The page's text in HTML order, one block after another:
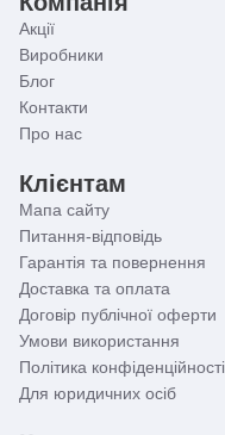
Акції
Виробники
Блог
Контакти
Про нас
Клієнтам
Мапа сайту
Питання-відповідь
Гарантія та повернення
Доставка та оплата
Договір публічної оферти
Умови використання
Політика конфіденційності
Для юридичних осіб